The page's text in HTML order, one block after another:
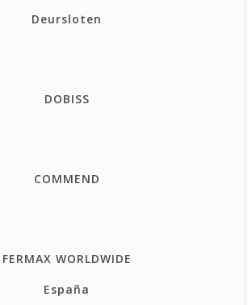
Deursloten
DOBISS
COMMEND
FERMAX WORLDWIDE
España